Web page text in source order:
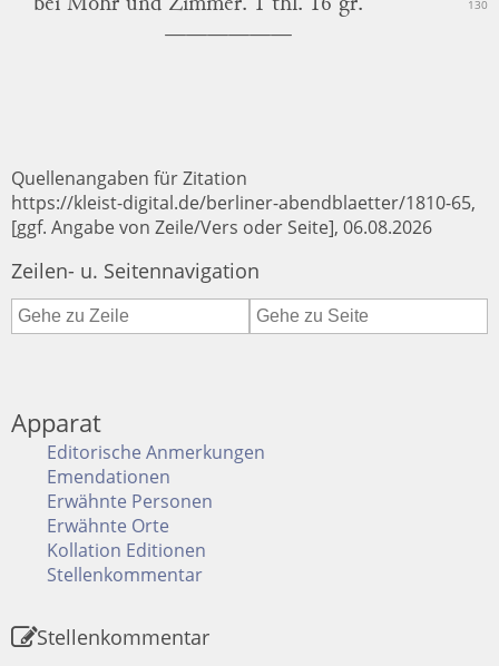
130
bei Mohr und Zimmer. 1 thl. 16 gr.
Quellenangaben für Zitation
https://kleist-digital.de/berliner-abendblaetter/1810-65,
[ggf. Angabe von Zeile/Vers oder Seite], 06.08.2026
Zeilen- u. Seitennavigation
Apparat
Editorische Anmerkungen
Emendationen
Erwähnte Personen
Erwähnte Orte
Kollation Editionen
Stellenkommentar
Stellenkommentar